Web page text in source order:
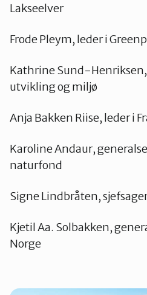
Lakseelver
Frode Pleym, leder i
Kathrine Sund-
utvikling og miljø
Anja Bakken Riise, leder i
Karoline Andaur,
naturfond
Signe Lindbråten,
Kjetil Aa. Solbakken,
Norge